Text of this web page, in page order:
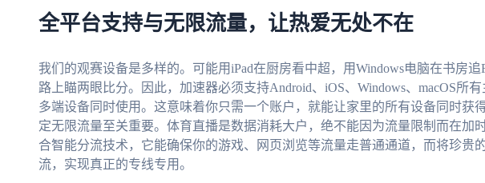
全平台支持与无限流量，让热爱无处不在
我们的观赛设备是多样的。可能用iPad在厨房看中超，用Windows电脑在书房
路上瞄两眼比分。因此，加速器必须支持Android、iOS、Windows、macOS所
多端设备同时使用。这意味着你只需一个账户，就能让家里的所有设备同时获
定无限流量至关重要。体育直播是数据消耗大户，绝不能因为流量限制而在加
合智能分流技术，它能确保你的游戏、网页浏览等流量走普通通道，而将珍贵
流，实现真正的专线专用。